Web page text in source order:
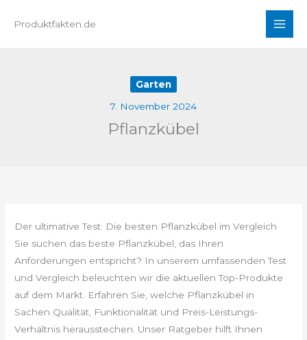
InhaltProduktfakten.de
Garten
7. November 2024
Pflanzkübel
Der ultimative Test: Die besten Pflanzkübel im Vergleich
Sie suchen das beste Pflanzkübel, das Ihren
Anforderungen entspricht? In unserem umfassenden Test
und Vergleich beleuchten wir die aktuellen Top-Produkte
auf dem Markt. Erfahren Sie, welche Pflanzkübel in
Sachen Qualität, Funktionalität und Preis-Leistungs-
Verhältnis herausstechen. Unser Ratgeber hilft Ihnen